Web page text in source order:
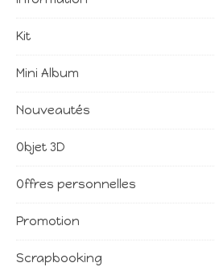
Kit
Mini Album
Nouveautés
Objet 3D
Offres personnelles
Promotion
Scrapbooking